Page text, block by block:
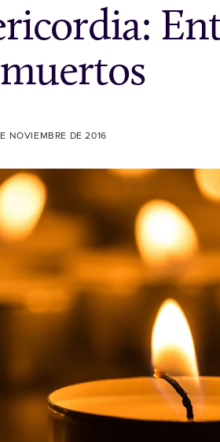
NOVIEMBRE DE 2016